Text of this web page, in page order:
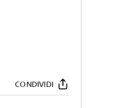
CONDIVIDI